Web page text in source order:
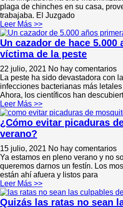
plaga de chinches en su casa,
trabajaba. El Juzgado
Leer Más >>
Un cazador de hace 5.000
víctima de la peste
22 julio, 2021 No hay comentarios
La peste ha sido devastadora con
infecciones bacterianas más
Ahora, los científicos han
Leer Más >>
¿Cómo evitar picaduras
verano?
15 julio, 2021 No hay comentarios
Ya estamos en pleno verano y no
queremos darnos un festín. Los
están ahí afuera y listos para
Leer Más >>
Quizás las ratas no sean